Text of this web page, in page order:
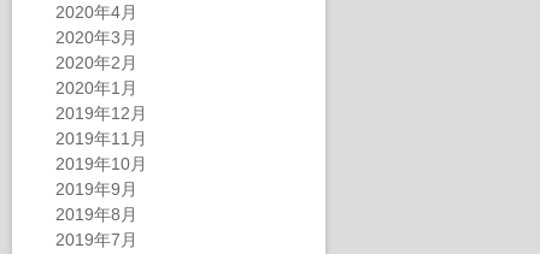
2020年4月
2020年3月
2020年2月
2020年1月
2019年12月
2019年11月
2019年10月
2019年9月
2019年8月
2019年7月